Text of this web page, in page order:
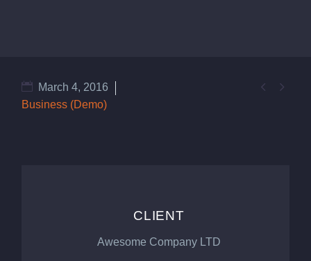
 
March 4, 2016
Business (Demo)
CLIENT
Awesome Company LTD